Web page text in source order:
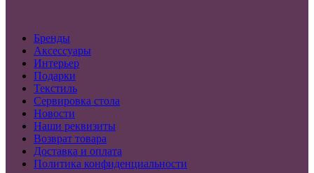
Бренды
Аксессуары
Интерьер
Подарки
Текстиль
Сервировка стола
Новости
Наши реквизиты
Возврат товара
Доставка и оплата
Политика конфиденциальности